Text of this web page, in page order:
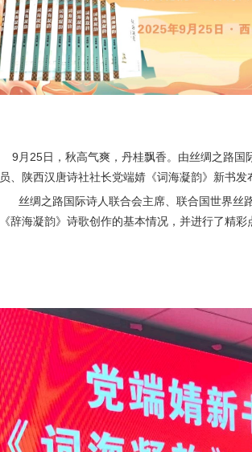
9月25日，秋高气爽，丹桂飘香。由丝绸之路国
员、陕西汉唐诗社社长党端婧《词海凝韵》新书发
丝绸之路国际诗人联合会主席、联合国世界丝
《辞海凝韵》诗歌创作的基本情况，并进行了精彩